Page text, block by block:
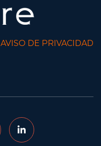
AVISO DE PRIVACIDAD